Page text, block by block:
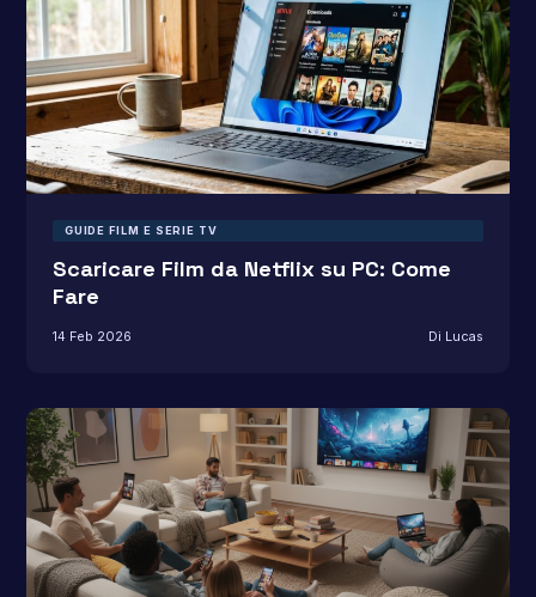
GUIDE FILM E SERIE TV
Scaricare Film da Netflix su PC: Come
Fare
14 Feb 2026 Di Lucas